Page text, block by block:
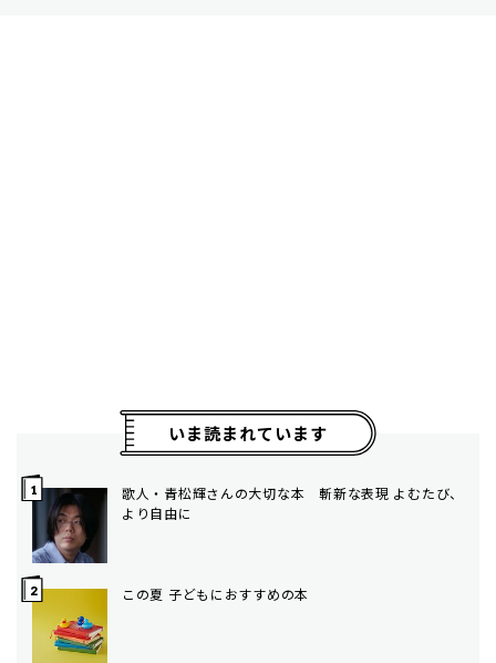
いま読まれています
歌人・青松輝さんの大切な本 斬新な表現 よむたび、
より自由に
この夏 子どもにおすすめの本